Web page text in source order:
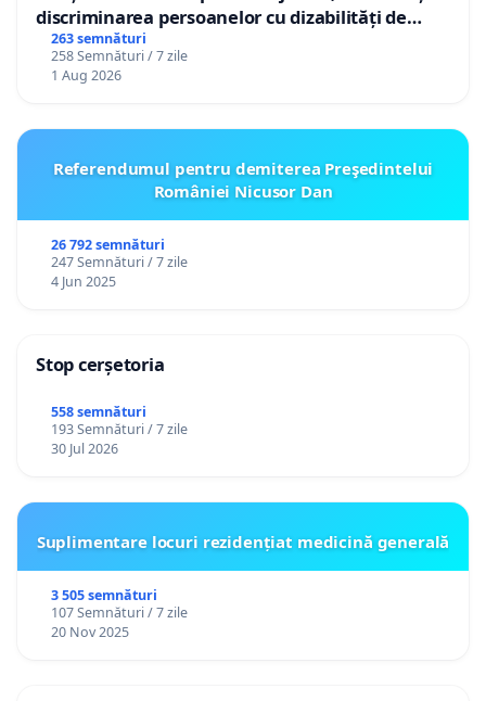
discriminarea persoanelor cu dizabilități de
către utilizatorul TikTok „Gorici”
263 semnături
258 Semnături / 7 zile
1 Aug 2026
Referendumul pentru demiterea Preşedintelui
României Nicusor Dan
26 792 semnături
247 Semnături / 7 zile
4 Jun 2025
Stop cerșetoria
558 semnături
193 Semnături / 7 zile
30 Jul 2026
Suplimentare locuri rezidențiat medicină generală
3 505 semnături
107 Semnături / 7 zile
20 Nov 2025